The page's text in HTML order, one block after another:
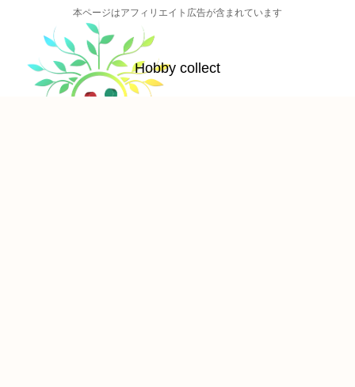
本ページはアフィリエイト広告が含まれています
Hobby collect